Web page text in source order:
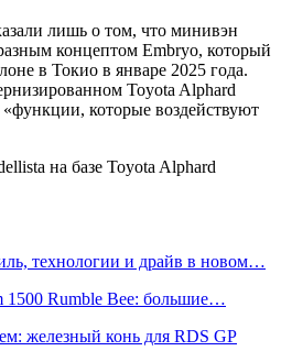
лишь о том, что минивэн
концептом Embryo, который
в Токио в январе 2025 года.
Toyota Alphard
«функции, которые воздействуют
на базе Toyota Alphard
технологии и драйв в новом…
1500 Rumble Bee: большие…
железный конь для RDS GP